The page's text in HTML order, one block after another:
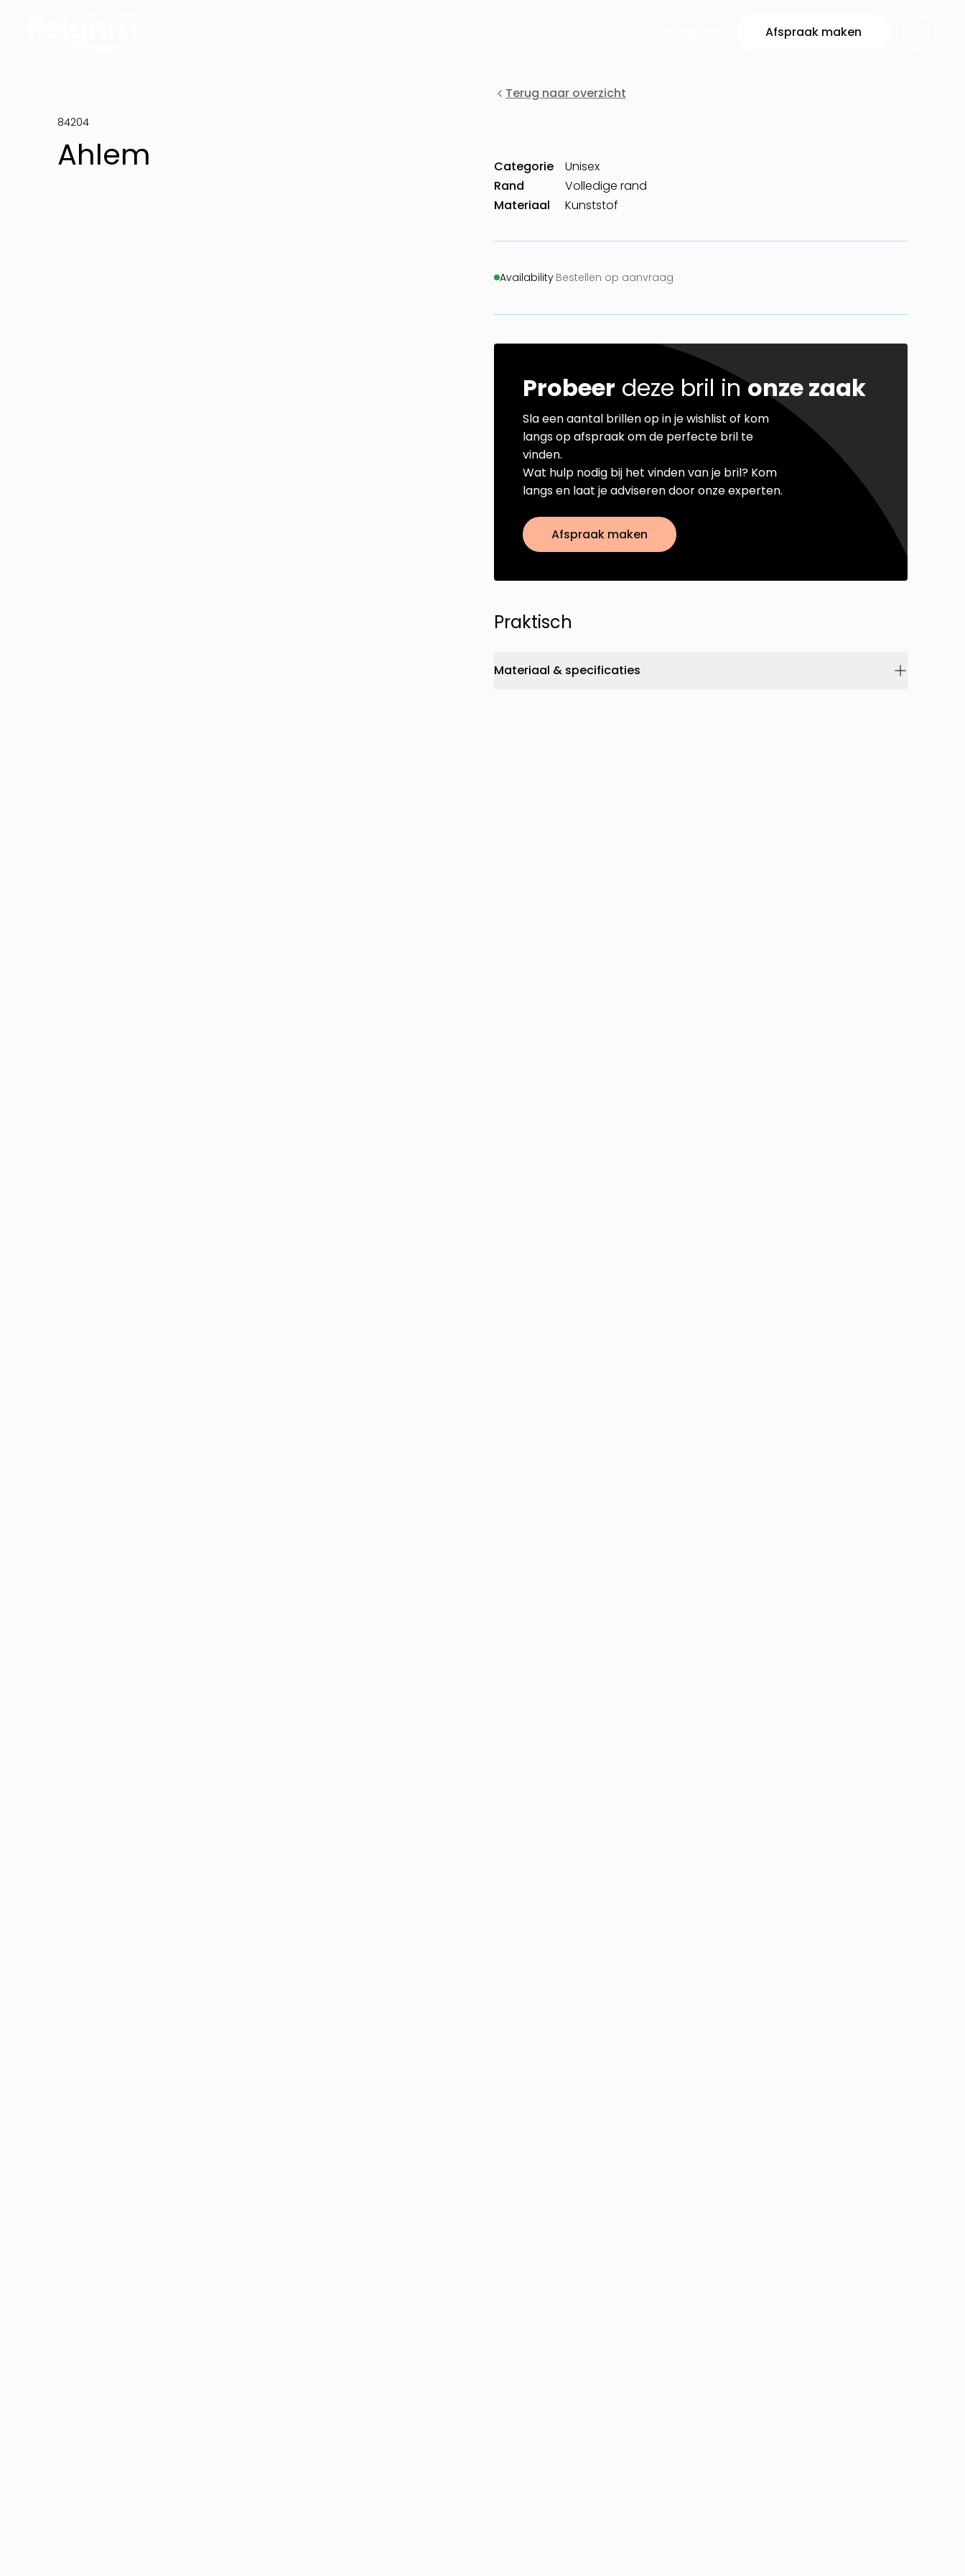
Afspraak maken
84204
Ahlem
Terug naar overzicht
Categorie
Unisex
Rand
Volledige rand
Materiaal
Kunststof
Availability·Bestellen op aanvraag
Probeer deze bril inonze zaak
Sla een aantal brillen op in je wishlist of kom
langs op afspraak om de perfecte bril te
vinden.
Wat hulp nodig bij het vinden van je bril? Kom
langs en laat je adviseren door onze experten.
Afspraak maken
Praktisch
Materiaal & specificaties